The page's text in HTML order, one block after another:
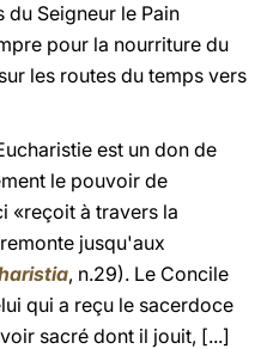
du Seigneur le Pain
pour la nourriture du
les routes du temps vers
est un don de
le pouvoir de
«reçoit à travers la
jusqu'aux
, n.29). Le Concile
qui a reçu le sacerdoce
sacré dont il jouit, [...]